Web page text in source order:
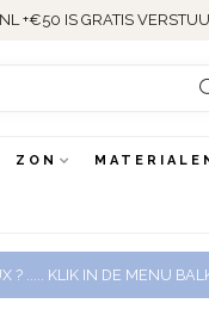
+€50 IS GRATIS
ZON
? ..... KLIK IN DE MENU